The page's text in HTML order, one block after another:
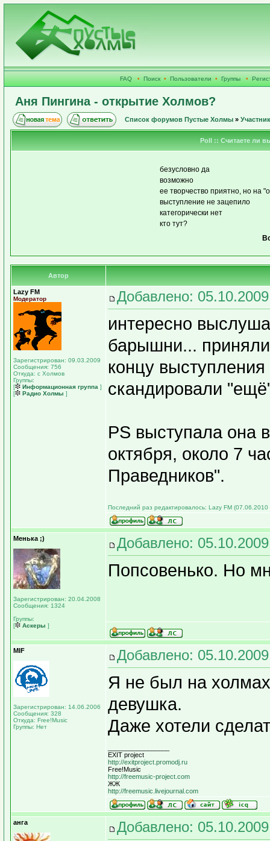
FAQ • Поиск • Пользователи • Группы •
Аня Пингина - открытие Холмов?
Список форумов Пустые Холмы »
Poll :: Считаете ли
безусловно да
возможно
ее творчество приятно, но на
выступление не зацепило
категорически нет
кто тут?
Автор
Lazy FM
Модератор
Зарегистрирован: 09.03.2009
Сообщения: 756
Откуда: с Холмов
Группы:
[
Информационная группа ]
[
Радио Холмы ]
Добавлено:
интересно
барышни...
концу
скандировали
PS выступала она
октября, около 7
Праведников".
Последний раз редактировалось: Lazy FM
Менька ;)
Зарегистрирован: 20.04.2008
Сообщения: 1324
Группы:
[
Аскеры ]
Добавлено:
Попсовенько. Но
MIF
Зарегистрирован: 14.06.2006
Сообщения: 328
Откуда: Free!Music
Группы: Нет
Добавлено:
Я не был на
девушка.
Даже хотели
EXIT project
http://exitproject.promodj.ru
Free!Music
http://freemusic-project.com
ЖЖ
http://freemusic.livejournal.com
анга Добавлено: